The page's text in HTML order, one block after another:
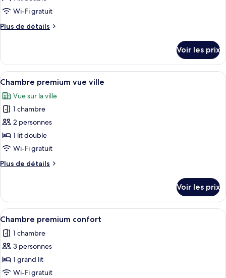
ce
type
de
Chambre
premium
vue
patio
Wi-Fi gratuit
Plus de détails
Plus
le
type
de
Chambre
premium
patio
Voir les prix
Afficher
toutes
les
photos
pour
ce
type
chambre :
vue
ville
Une chambre d’hôtel avec un lit,
5
Chambre premium vue ville
Vue sur la ville
1 chambre
2 personnes
1 lit double
Wi-Fi gratuit
Plus de détails
Plus
le
type
de
Chambre
premium
ville
Voir les prix
Afficher
toutes
les
photos
pour
ce
Chambre premium confort | Literie
7
Chambre premium confort
1 chambre
3 personnes
1 grand lit
Wi-Fi gratuit